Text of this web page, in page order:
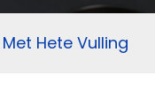
Hete Vulling